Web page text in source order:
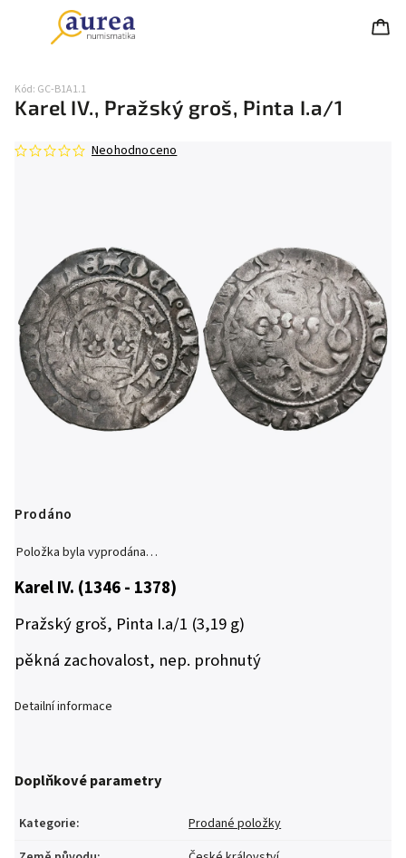
Karel IV., Pražský groš, Pinta I.a/1
Kód: GC-B1A1.1
Neohodnoceno
Prodáno
Položka byla vyprodána…
Karel IV. (1346 - 1378)
Pražský groš, Pinta I.a/1 (3,19 g)
pěkná zachovalost, nep. prohnutý
Detailní informace
Doplňkové parametry
Kategorie:
Prodané položky